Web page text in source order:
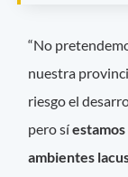
“No
nuestra
riesgo el
pero sí
ambientes